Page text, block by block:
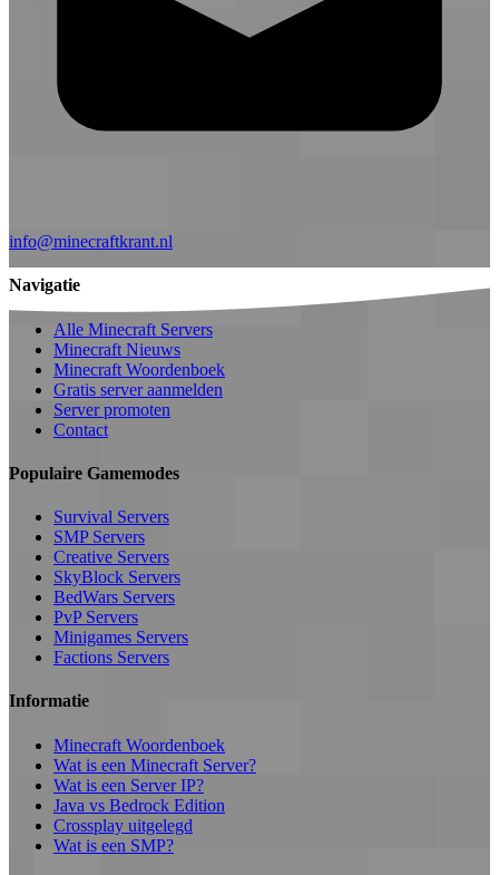
info@minecraftkrant.nl
Navigatie
Alle Minecraft Servers
Minecraft Nieuws
Minecraft Woordenboek
Gratis server aanmelden
Server promoten
Contact
Populaire Gamemodes
Survival Servers
SMP Servers
Creative Servers
SkyBlock Servers
BedWars Servers
PvP Servers
Minigames Servers
Factions Servers
Informatie
Minecraft Woordenboek
Wat is een Minecraft Server?
Wat is een Server IP?
Java vs Bedrock Edition
Crossplay uitgelegd
Wat is een SMP?